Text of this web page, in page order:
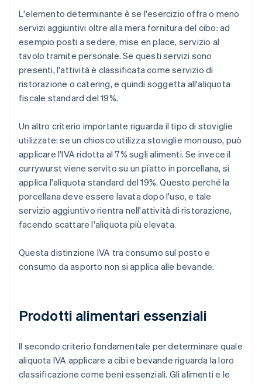
L'elemento determinante è se l'esercizio offra o meno
servizi aggiuntivi oltre alla mera fornitura del cibo: ad
esempio posti a sedere, mise en place, servizio al
tavolo tramite personale. Se questi servizi sono
presenti, l'attività è classificata come servizio di
ristorazione o catering, e quindi soggetta all'aliquota
fiscale standard del 19%.
Un altro criterio importante riguarda il tipo di stoviglie
utilizzate: se un chiosco utilizza stoviglie monouso, può
applicare l'IVA ridotta al 7% sugli alimenti. Se invece il
currywurst viene servito su un piatto in porcellana, si
applica l'aliquota standard del 19%. Questo perché la
porcellana deve essere lavata dopo l'uso, e tale
servizio aggiuntivo rientra nell'attività di ristorazione,
facendo scattare l'aliquota più elevata.
Questa distinzione IVA tra consumo sul posto e
consumo da asporto non si applica alle bevande.
Prodotti alimentari essenziali
Il secondo criterio fondamentale per determinare quale
aliquota IVA applicare a cibi e bevande riguarda la loro
classificazione come beni essenziali. Gli alimenti e le